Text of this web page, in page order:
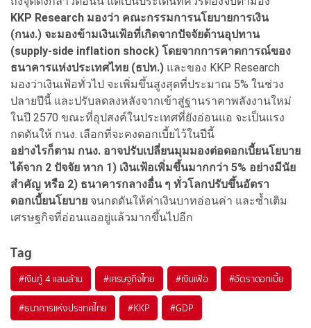
KKP Research มองว่า คณะกรรมการนโยบายการเงิน
(กนง.) จะมองข้ามเงินเฟ้อที่เกิดจากปัจจัยด้านอุปทาน
(supply-side inflation shock) โดยจากการคาดการณ์ของ
ธนาคารแห่งประเทศไทย (ธปท.) และของ KKP Research
มองว่าเงินเฟ้อทั่วไป จะเพิ่มขึ้นสูงสุดที่ประมาณ 5% ในช่วง
ปลายปีนี้ และปรับลดลงหลังจากเข้าสู่ฐานราคาพลังงานใหม่
ในปี 2570 ขณะที่อุปสงค์ในประเทศที่ยังอ่อนแอ จะเป็นแรง
กดดันให้ กนง. เลือกที่จะคงดอกเบี้ยไว้ในปีนี้
อย่างไรก็ตาม กนง. อาจปรับเปลี่ยนมุมมองต่อดอกเบี้ยนโยบาย
ได้จาก 2 ปัจจัย หาก 1) เงินเฟ้อเพิ่มขึ้นมากกว่า 5% อย่างมีนัย
สำคัญ หรือ 2) ธนาคารกลางอื่น ๆ ทั่วโลกปรับขึ้นอัตรา
ดอกเบี้ยนโยบาย จนกดดันให้ค่าเงินบาทอ่อนค่า และซ้ำเติม
เศรษฐกิจที่อ่อนแออยู่แล้วมากขึ้นไปอีก
Tag
#เงินกู้ 4 แสนล้าน #เศรษฐกิจไทย #เงินเฟ้อ #อัตราดอกเบี้ย
#ธนาคารแห่งประเทศไทย #KKP #GDP